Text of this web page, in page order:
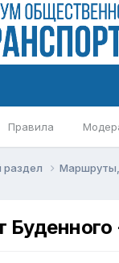
Правила
раздел Маршруты,